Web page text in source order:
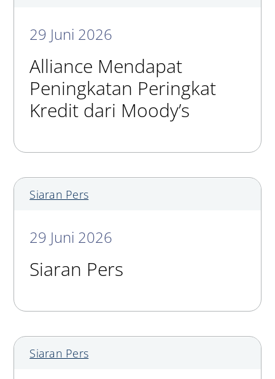
29 Juni 2026
Alliance Mendapat
Peningkatan Peringkat
Kredit dari Moody’s
Siaran Pers
29 Juni 2026
Siaran Pers
Siaran Pers